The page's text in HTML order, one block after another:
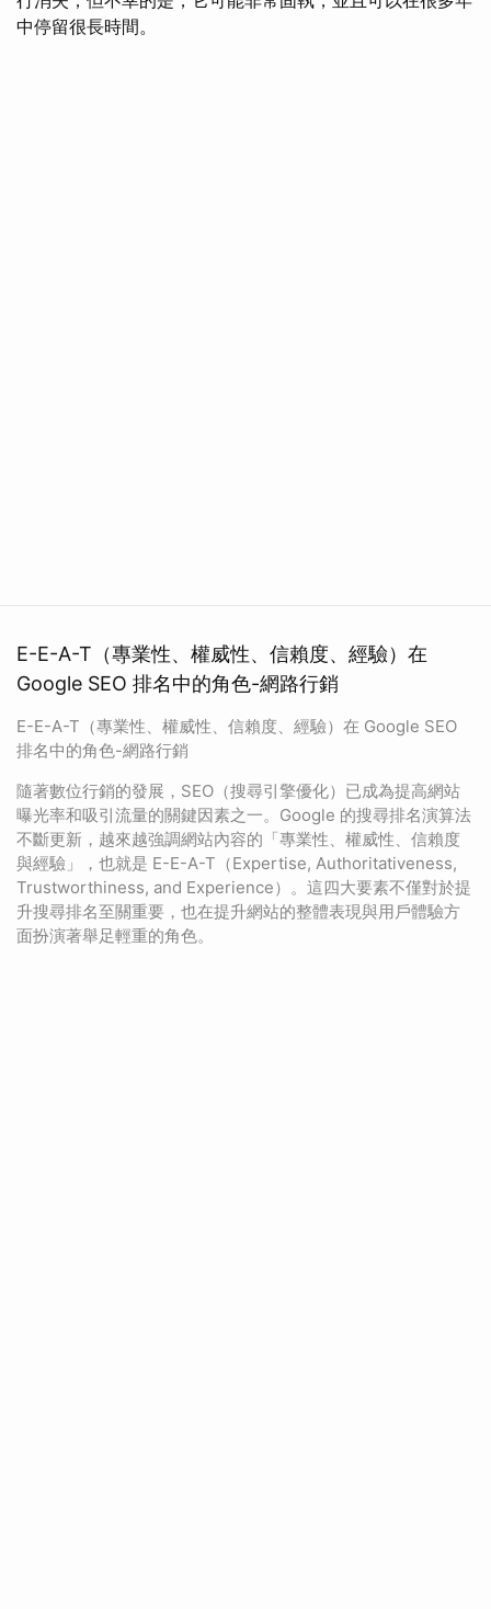
中停留很長時間。
E-E-A-T（專業性、權威性、信賴度、經驗）在
Google SEO 排名中的角色-網路行銷
E-E-A-T（專業性、權威性、信賴度、經驗）在 Google SEO
排名中的角色-網路行銷
隨著數位行銷的發展，SEO（搜尋引擎優化）已成為提高網站
曝光率和吸引流量的關鍵因素之一。Google 的搜尋排名演算法
不斷更新，越來越強調網站內容的「專業性、權威性、信賴度
與經驗」，也就是 E-E-A-T（Expertise, Authoritativeness,
Trustworthiness, and Experience）。這四大要素不僅對於提
升搜尋排名至關重要，也在提升網站的整體表現與用戶體驗方
面扮演著舉足輕重的角色。